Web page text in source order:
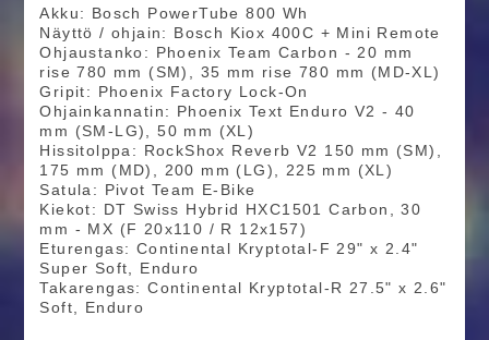
Akku: Bosch PowerTube 800 Wh
Näyttö / ohjain: Bosch Kiox 400C + Mini Remote
Ohjaustanko: Phoenix Team Carbon - 20 mm
rise 780 mm (SM), 35 mm rise 780 mm (MD-XL)
Gripit: Phoenix Factory Lock-On
Ohjainkannatin: Phoenix Text Enduro V2 - 40
mm (SM-LG), 50 mm (XL)
Hissitolppa: RockShox Reverb V2 150 mm (SM),
175 mm (MD), 200 mm (LG), 225 mm (XL)
Satula: Pivot Team E-Bike
Kiekot: DT Swiss Hybrid HXC1501 Carbon, 30
mm - MX (F 20x110 / R 12x157)
Eturengas: Continental Kryptotal-F 29" x 2.4"
Super Soft, Enduro
Takarengas: Continental Kryptotal-R 27.5" x 2.6"
Soft, Enduro